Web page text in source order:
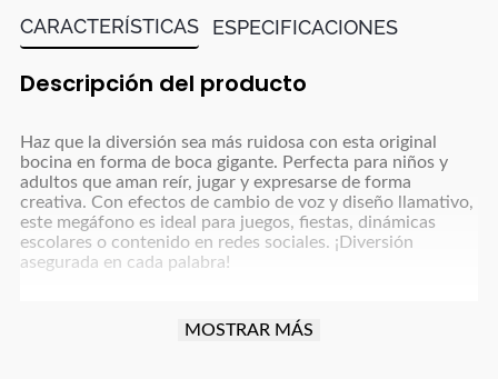
CARACTERÍSTICAS
ESPECIFICACIONES
Descripción del producto
Haz que la diversión sea más ruidosa con esta original
bocina en forma de boca gigante. Perfecta para niños y
adultos que aman reír, jugar y expresarse de forma
creativa. Con efectos de cambio de voz y diseño llamativo,
este megáfono es ideal para juegos, fiestas, dinámicas
escolares o contenido en redes sociales. ¡Diversión
asegurada en cada palabra!
MOSTRAR MÁS